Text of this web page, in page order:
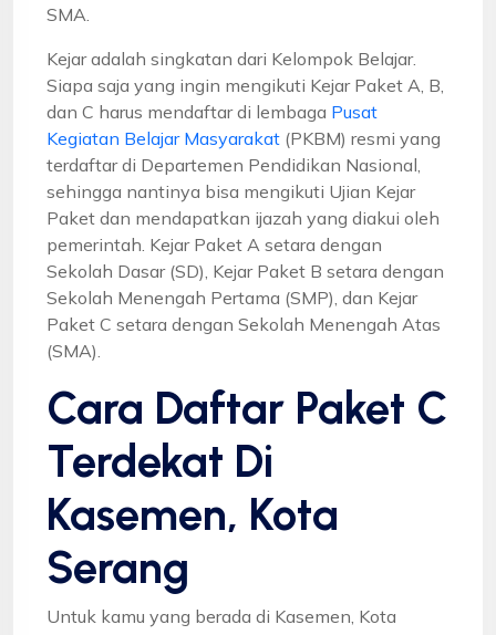
SMA.
Kejar adalah singkatan dari Kelompok Belajar.
Siapa saja yang ingin mengikuti Kejar Paket A, B,
dan C harus mendaftar di lembaga Pusat
Kegiatan Belajar Masyarakat (PKBM) resmi yang
terdaftar di Departemen Pendidikan Nasional,
sehingga nantinya bisa mengikuti Ujian Kejar
Paket dan mendapatkan ijazah yang diakui oleh
pemerintah. Kejar Paket A setara dengan
Sekolah Dasar (SD), Kejar Paket B setara dengan
Sekolah Menengah Pertama (SMP), dan Kejar
Paket C setara dengan Sekolah Menengah Atas
(SMA).
Cara Daftar Paket C
Terdekat Di
Kasemen, Kota
Serang
Untuk kamu yang berada di Kasemen, Kota